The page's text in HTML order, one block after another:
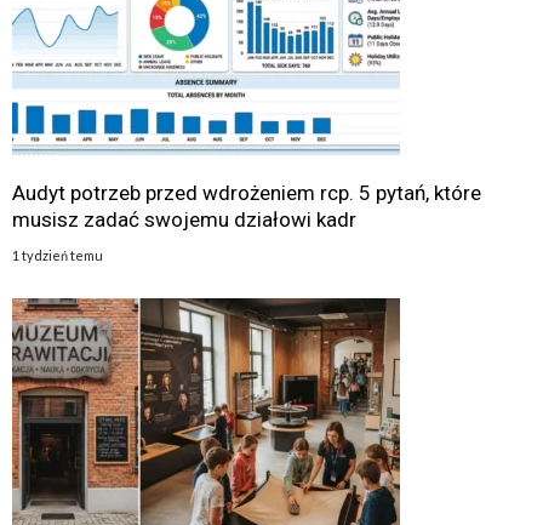
Audyt potrzeb przed wdrożeniem rcp. 5 pytań, które
musisz zadać swojemu działowi kadr
1 tydzień temu